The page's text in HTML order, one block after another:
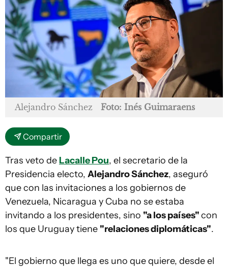
Alejandro Sánchez Foto: Inés Guimaraens
Compartir
Tras veto deLacalle Pou, el secretario de la
Presidencia electo, Alejandro Sánchez, aseguró
que con las invitaciones a los gobiernos de
Venezuela, Nicaragua y Cuba no se estaba
invitando a los presidentes, sino "a los países"con
los que Uruguay tiene "relaciones diplomáticas".
"El gobierno que llega es uno que quiere, desde el